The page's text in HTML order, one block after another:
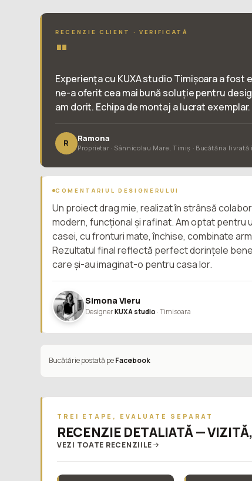
RECENZIE CLIENT · VERIFICATĂ
"
Experiența cu KUXA studio Timișoara a
ne-a oferit cea mai bună soluție pentru
am dorit. Echipa de montaj a lucrat
R Ramona
Proprietar · Sânnicolau Mare, Timiș · Bucătăria livrată
COMENTARIUL DESIGNERULUI
Un proiect drag mie, realizat în strânsă
modern, funcțional și rafinat. Am optat pentru
casei, cu fronturi mate, închise, combinate
Rezultatul final reflectă perfect dorințele
care și-au imaginat-o pentru casa lor.
Simona Vieru
DesignerKUXA studio · Timisoara
Bucătărie postată peFacebook
TREI ETAPE, EVALUATE SEPARAT
RECENZIE DETALIATĂ —
VEZI TOATE RECENZIILE